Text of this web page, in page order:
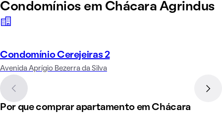
Condomínios em Chácara Agrindus
Condomínio Cerejeiras 2
Avenida Aprígio Bezerra da Silva
Por que comprar apartamento em Chácara